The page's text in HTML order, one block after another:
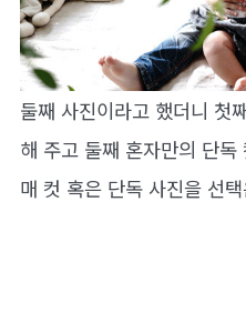
둘째 사진이라고 했더니 첫
해 주고 둘째 혼자만의 단
매 컷 혹은 단독 사진을 선